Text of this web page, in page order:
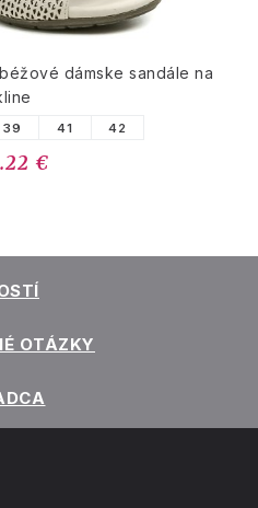
dámske sandále na
39 41 42
€
OTÁZKY